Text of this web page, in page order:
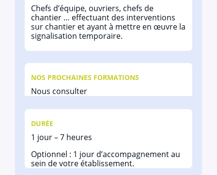
Chefs d’équipe, ouvriers, chefs de
chantier … effectuant des interventions
sur chantier et ayant à mettre en œuvre la
signalisation temporaire.
NOS PROCHAINES FORMATIONS
Nous consulter
DURÉE
1 jour – 7 heures
Optionnel : 1 jour d’accompagnement au
sein de votre établissement.